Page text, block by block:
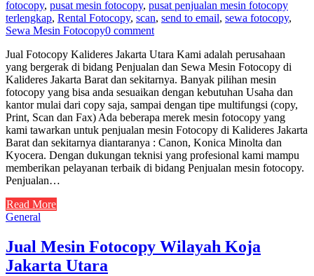
fotocopy, pusat mesin fotocopy, pusat penjualan mesin fotocopy
terlengkap, Rental Fotocopy, scan, send to email, sewa fotocopy,
Sewa Mesin Fotocopy0 comment
Jual Fotocopy Kalideres Jakarta Utara Kami adalah perusahaan
yang bergerak di bidang Penjualan dan Sewa Mesin Fotocopy di
Kalideres Jakarta Barat dan sekitarnya. Banyak pilihan mesin
fotocopy yang bisa anda sesuaikan dengan kebutuhan Usaha dan
kantor mulai dari copy saja, sampai dengan tipe multifungsi (copy,
Print, Scan dan Fax) Ada beberapa merek mesin fotocopy yang
kami tawarkan untuk penjualan mesin Fotocopy di Kalideres Jakarta
Barat dan sekitarnya diantaranya : Canon, Konica Minolta dan
Kyocera. Dengan dukungan teknisi yang profesional kami mampu
memberikan pelayanan terbaik di bidang Penjualan mesin fotocopy.
Penjualan…
Read More
General
Jual Mesin Fotocopy Wilayah Koja
Jakarta Utara